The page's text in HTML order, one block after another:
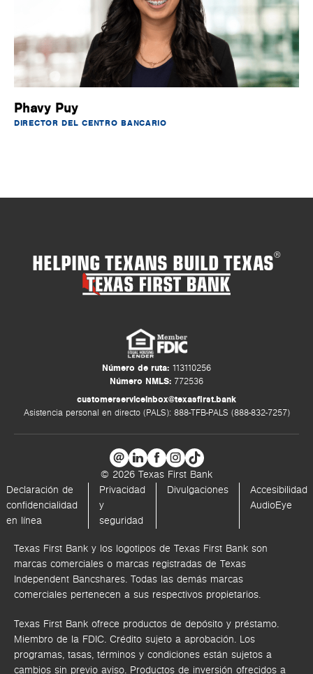
Phavy Puy
DIRECTOR DEL CENTRO BANCARIO
HELPING TEXANS BUILD TEXAS®
Número de ruta: 113110256
Número NMLS: 772536
customerserviceinbox@texasfirst.bank
Asistencia personal en directo (PALS): 888-TFB-PALS (888-832-7257)
© 2026 Texas First Bank
Declaración de
confidencialidad
en línea
Privacidad
y
seguridad
Divulgaciones
Accesibilidad
AudioEye
Texas First Bank y los logotipos de Texas First Bank son
marcas comerciales o marcas registradas de Texas
Independent Bancshares. Todas las demás marcas
comerciales pertenecen a sus respectivos propietarios.
Texas First Bank ofrece productos de depósito y préstamo.
Miembro de la FDIC. Crédito sujeto a aprobación. Los
programas, tasas, términos y condiciones están sujetos a
cambios sin previo aviso. Productos de inversión ofrecidos a